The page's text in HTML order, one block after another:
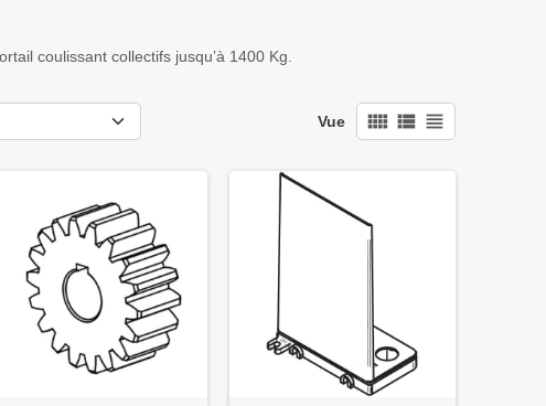
coulissant collectifs jusqu’à 1400 Kg.
Vue view_comfy view_list view_headline